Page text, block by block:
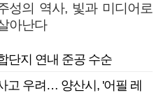
성의 역사, 빛과 미디어로
아난다
단지 연내 준공 수순
고 우려… 양산시, '어필 레